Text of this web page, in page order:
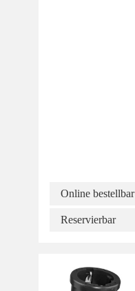
Online bestellbar
Reservierbar